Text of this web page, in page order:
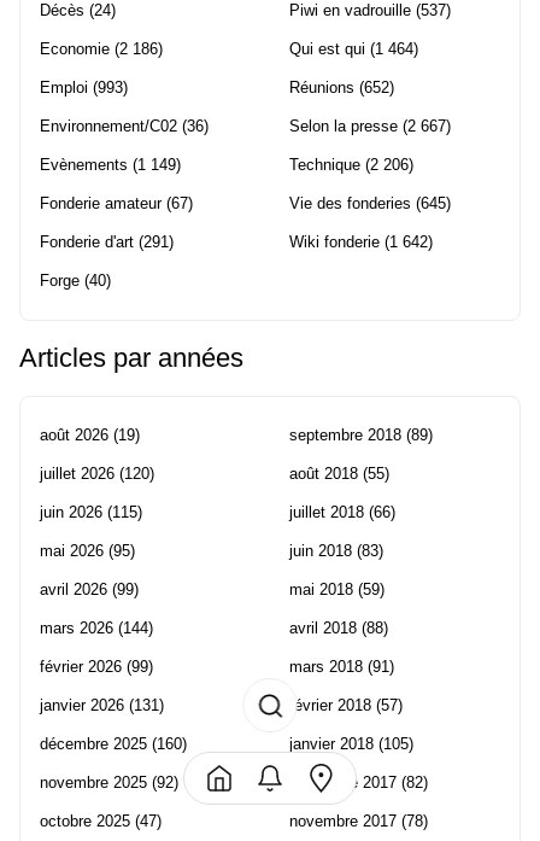
Décès (24)
Economie (2 186)
Emploi (993)
Environnement/C02 (36)
Evènements (1 149)
Fonderie amateur(67)
Fonderie d'art (291)
Forge (40)
Piwi en vadrouille (537)
Qui est qui (1 464)
Réunions (652)
Selon la presse (2 667)
Technique (2 206)
Vie des fonderies (645)
Wiki fonderie (1 642)
Articles par années
août 2026 (19)
juillet 2026 (120)
juin 2026 (115)
mai 2026 (95)
avril 2026 (99)
mars 2026 (144)
février 2026 (99)
janvier 2026 (131)
décembre 2025 (160)
novembre 2025 (92)
octobre 2025 (47)
septembre 2018 (89)
août 2018 (55)
juillet 2018 (66)
juin 2018 (83)
mai 2018 (59)
avril 2018 (88)
mars 2018 (91)
février 2018 (57)
janvier 2018 (105)
décembre 2017 (82)
novembre 2017 (78)